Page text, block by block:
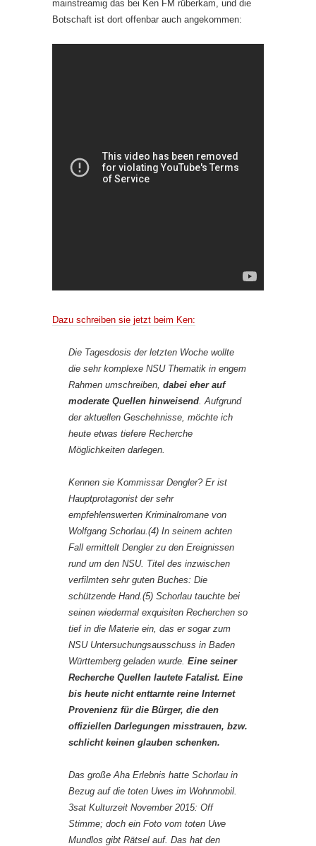
mainstreamig das bei Ken FM rüberkam, und die
Botschaft ist dort offenbar auch angekommen:
Dazu schreiben sie jetzt beim Ken:
Die Tagesdosis der letzten Woche wollte
die sehr komplexe NSU Thematik in engem
Rahmen umschreiben, dabei eher auf
moderate Quellen hinweisend . Aufgrund
der aktuellen Geschehnisse, möchte ich
heute etwas tiefere Recherche
Möglichkeiten darlegen.
Kennen sie Kommissar Dengler? Er ist
Hauptprotagonist der sehr
empfehlenswerten Kriminalromane von
Wolfgang Schorlau.(4) In seinem achten
Fall ermittelt Dengler zu den Ereignissen
rund um den NSU. Titel des inzwischen
verfilmten sehr guten Buches: Die
schützende Hand.(5) Schorlau tauchte bei
seinen wiedermal exquisiten Recherchen so
tief in die Materie ein, das er sogar zum
NSU Untersuchungsausschuss in Baden
Württemberg geladen wurde. Eine seiner
Recherche Quellen lautete Fatalist. Eine
bis heute nicht enttarnte reine Internet
Provenienz für die Bürger, die den
offiziellen Darlegungen misstrauen, bzw.
schlicht keinen glauben schenken.
Das große Aha Erlebnis hatte Schorlau in
Bezug auf die toten Uwes im Wohnmobil.
3sat Kulturzeit November 2015: Off
Stimme; doch ein Foto vom toten Uwe
Mundlos gibt Rätsel auf. Das hat den